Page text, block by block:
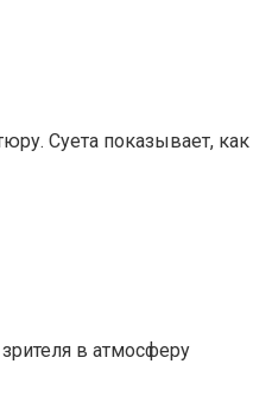
Суета показывает, как
в атмосферу